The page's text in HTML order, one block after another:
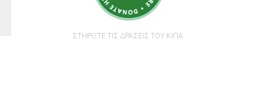
ΣΤΗΡΙΞΤΕ ΤΙΣ ΔΡΑΣΕΙΣ ΤΟΥ ΚΙΠΑ